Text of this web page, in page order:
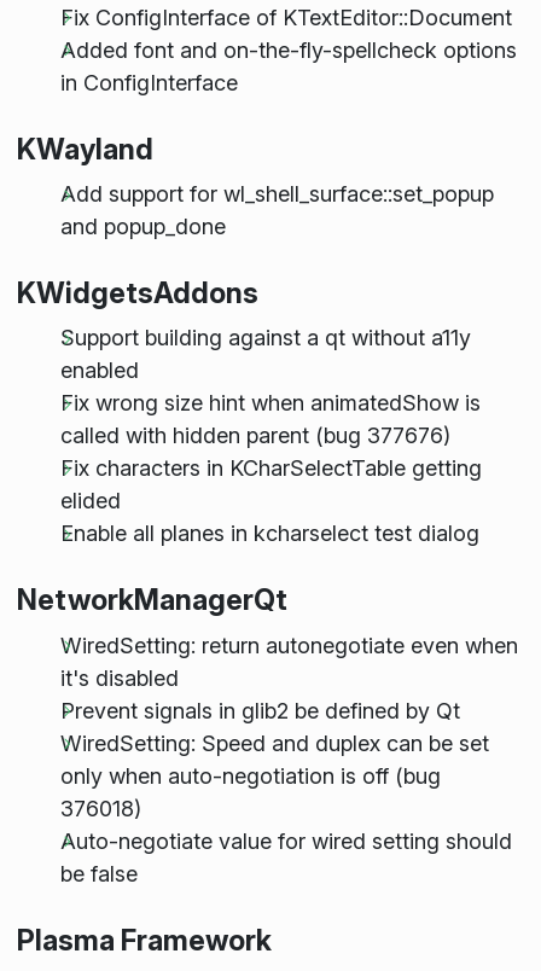
Fix ConfigInterface of KTextEditor::Document
Added font and on-the-fly-spellcheck options
in ConfigInterface
KWayland
Add support for wl_shell_surface::set_popup
and popup_done
KWidgetsAddons
Support building against a qt without a11y
enabled
Fix wrong size hint when animatedShow is
called with hidden parent (bug 377676)
Fix characters in KCharSelectTable getting
elided
Enable all planes in kcharselect test dialog
NetworkManagerQt
WiredSetting: return autonegotiate even when
it's disabled
Prevent signals in glib2 be defined by Qt
WiredSetting: Speed and duplex can be set
only when auto-negotiation is off (bug
376018)
Auto-negotiate value for wired setting should
be false
Plasma Framework